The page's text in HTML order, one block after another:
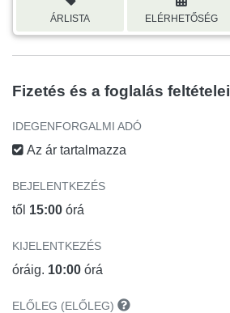
ÁRLISTA ELÉRHETŐSÉG
Fizetés és a foglalás feltételei
IDEGENFORGALMI ADÓ
Az ár tartalmazza
BEJELENTKEZÉS
től 15:00 órá
KIJELENTKEZÉS
óráig. 10:00 órá
ELŐLEG (ELŐLEG)